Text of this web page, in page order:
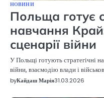
НОВИНИ
Польща готує
навчання
сценарії війни
У Польщі готують стратегічні
війни, взаємодію влади і
byКайдаш Марія31.03.2026